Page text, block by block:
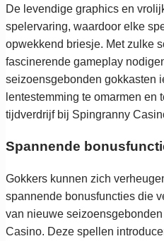
De levendige graphics en
spelervaring, waardoor elke
opwekkend briesje. Met zulke
fascinerende gameplay
seizoensgebonden gokkasten
lentestemming te omarmen en
tijdverdrijf bij Spingranny
Spannende
Gokkers kunnen zich
spannende bonusfuncties die
van nieuwe
Casino. Deze spellen